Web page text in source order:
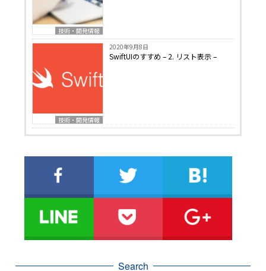
技術・開発情報
技術・開発情報
2020年9月8日
SwiftUIのすすめ – 2. リスト表示 –
Search